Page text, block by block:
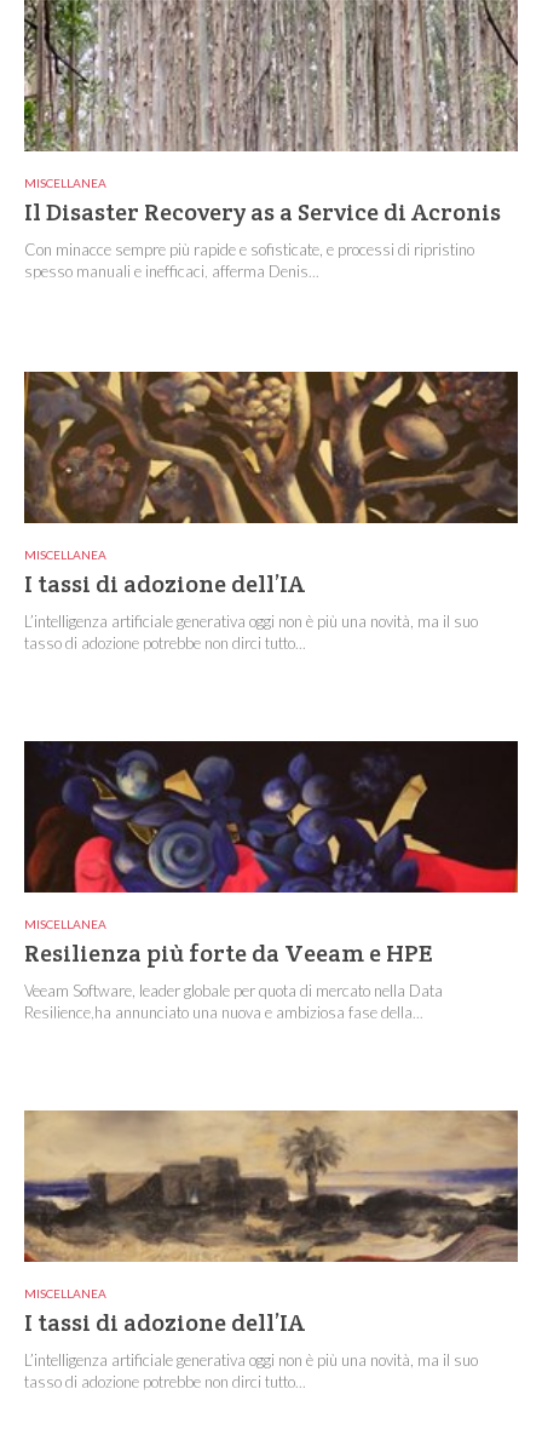
MISCELLANEA
Il Disaster Recovery as a Service di Acronis
Con minacce sempre più rapide e sofisticate, e processi di ripristino
spesso manuali e inefficaci, afferma Denis...
MISCELLANEA
I tassi di adozione dell’IA
L’intelligenza artificiale generativa oggi non è più una novità, ma il suo
tasso di adozione potrebbe non dirci tutto...
MISCELLANEA
Resilienza più forte da Veeam e HPE
Veeam Software, leader globale per quota di mercato nella Data
Resilience,ha annunciato una nuova e ambiziosa fase della...
MISCELLANEA
I tassi di adozione dell’IA
L’intelligenza artificiale generativa oggi non è più una novità, ma il suo
tasso di adozione potrebbe non dirci tutto...